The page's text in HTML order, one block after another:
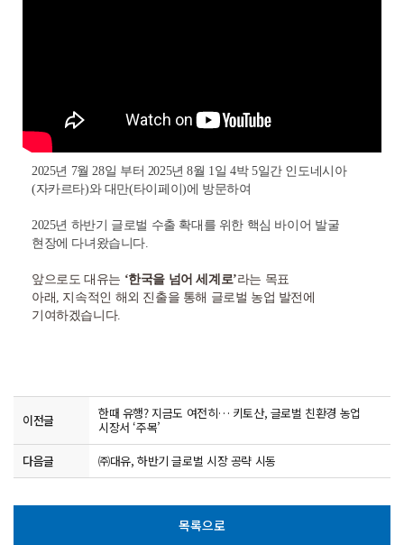
2025년 7월 28일 부터 2025년 8월 1일 4박 5일간 인도네시아
(자카르타)와 대만(타이페이)에 방문하여
2025년 하반기 글로벌 수출 확대를 위한 핵심 바이어 발굴
현장에 다녀왔습니다.
앞으로도 대유는 ‘한국을 넘어 세계로’라는 목표
아래, 지속적인 해외 진출을 통해 글로벌 농업 발전에
기여하겠습니다.
이전글
한때 유행? 지금도 여전히… 키토산, 글로벌 친환경 농업
시장서 ‘주목’
다음글
㈜대유, 하반기 글로벌 시장 공략 시동
목록으로